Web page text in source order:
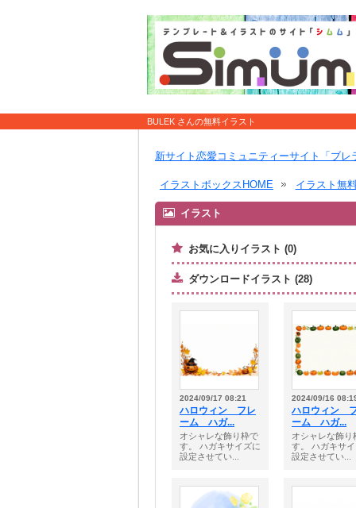
BULEK さんの無料イラスト
新サイト恋愛コミュニティーサイト「ブレ
イラストボックスHOME イラスト無
イラスト
お気に入りイラスト (0)
ダウンロードイラスト (28)
2024/09/17 08:21
ハロウィン フレ
ーム ハガ...
オシャレな飾り枠で
す。 ハガキサイズに
設定させてい...
2024/09/16
ハロウィン
ーム ハガ...
オシャレな飾り
す。 ハガキサ
設定させてい...